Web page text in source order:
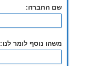
שם החברה:
משהו נוסף לומר לנו: